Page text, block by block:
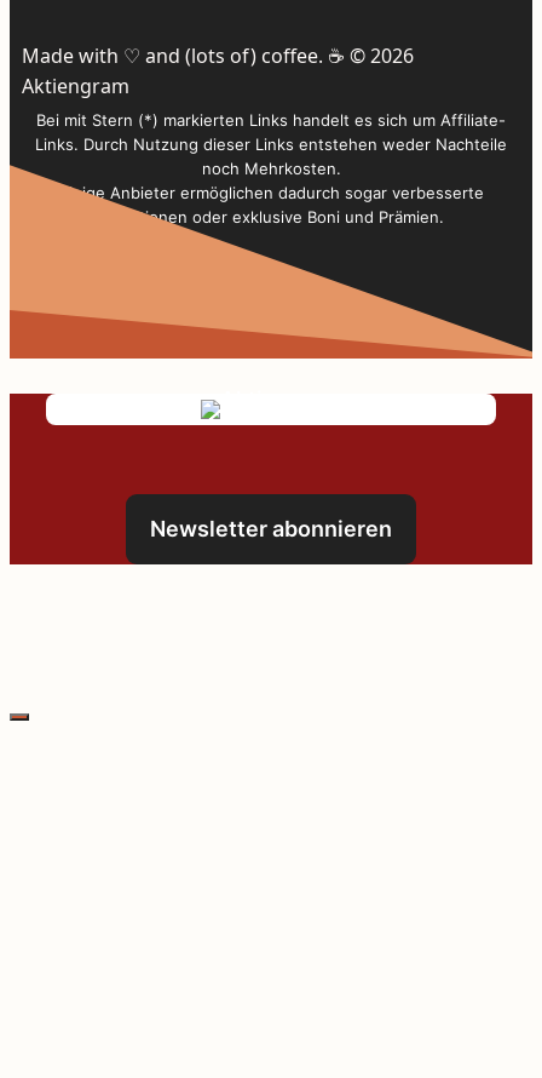
Made with ♡ and (lots of) coffee. ☕️ © 2026
Aktiengram
Bei mit Stern (*) markierten Links handelt es sich um Affiliate-
Links. Durch Nutzung dieser Links entstehen weder Nachteile
noch Mehrkosten.
Einige Anbieter ermöglichen dadurch sogar verbesserte
Konditionen oder exklusive Boni und Prämien.
Newsletter abonnieren
Schließen